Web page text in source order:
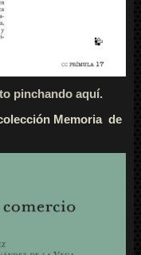
pinchando aquí.
Memoria de